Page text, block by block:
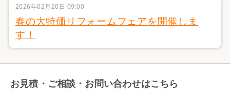
2026年02月20日 09:00
春の大特価リフォームフェアを開催しま
す！
お見積・ご相談・お問い合わせはこちら